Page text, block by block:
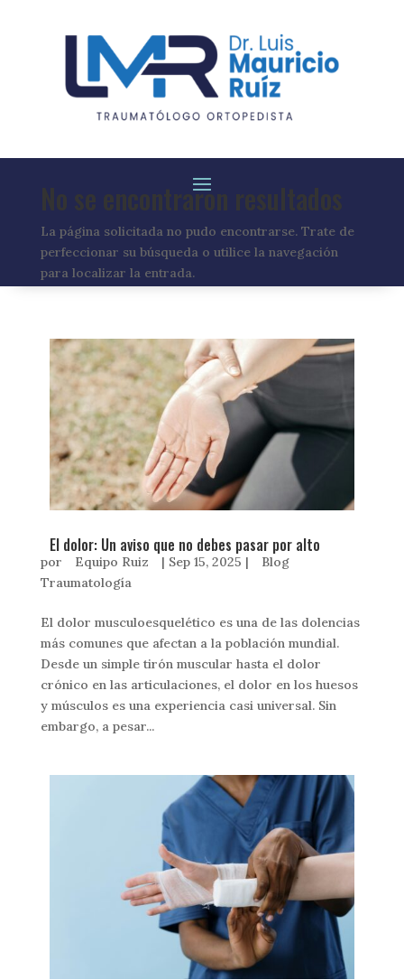
No se encontraron resultados
La página solicitada no pudo encontrarse. Trate de
perfeccionar su búsqueda o utilice la navegación
para localizar la entrada.
El dolor: Un aviso que no debes pasar por alto
por Equipo Ruiz | Sep 15, 2025 |
Blog
Traumatología
El dolor musculoesquelético es una de las dolencias
más comunes que afectan a la población mundial.
Desde un simple tirón muscular hasta el dolor
crónico en las articulaciones, el dolor en los huesos
y músculos es una experiencia casi universal. Sin
embargo, a pesar...